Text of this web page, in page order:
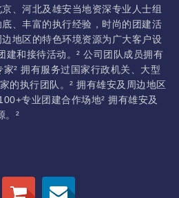
、河北及雄安当地资深专业人士组
、丰富的执行经验，时尚的团建活
地区的特色环境资源为广大客户设
建和接待活动。² 公司团队成员拥有
² 拥有服务过国家行政机关、大型
的执行团队。² 拥有雄安及周边地区
专业团建合作场地² 拥有雄安及
。²